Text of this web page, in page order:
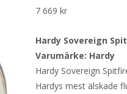
7 669kr
Hardy Sovereign
Varumärke: Hardy
Hardy Sovereign
Hardys mest älskade